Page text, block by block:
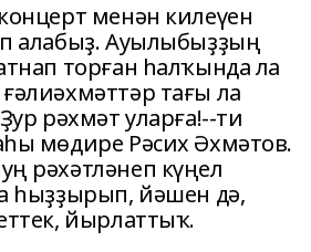
менән килеүен
алабыҙ. Ауылыбыҙҙың
торған һалҡында ла
тағы ла
рәхмәт уларға!--ти
мөдире Рәсих Әхмәтов.
рәхәтләнеп күңел
һыҙҙырып, йәшен дә,
йырлаттыҡ.